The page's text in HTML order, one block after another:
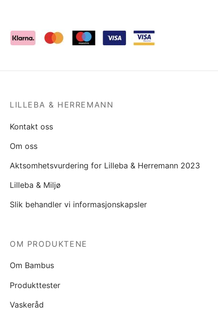
LILLEBA & HERREMANN
Kontakt oss
Om oss
Aktsomhetsvurdering for Lilleba & Herremann 2023
Lilleba & Miljø
Slik behandler vi informasjonskapsler
OM PRODUKTENE
Om Bambus
Produkttester
Vaskeråd